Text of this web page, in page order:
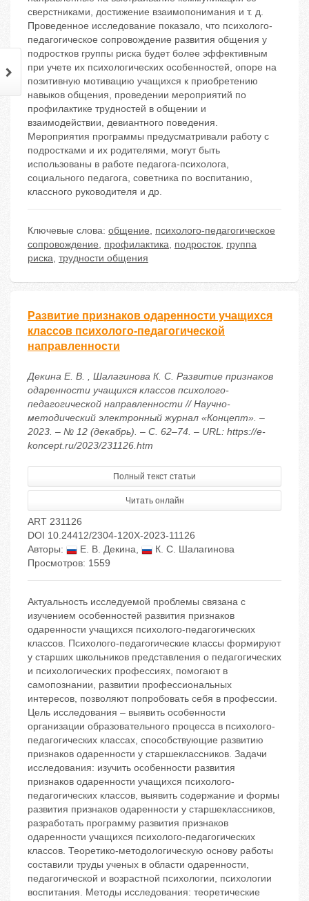
сверстниками, достижение взаимопонимания и т. д.
Проведенное исследование показало, что психолого-
педагогическое сопровождение развития общения у
подростков группы риска будет более эффективным
при учете их психологических особенностей, опоре на
позитивную мотивацию учащихся к приобретению
навыков общения, проведении мероприятий по
профилактике трудностей в общении и
взаимодействии, девиантного поведения.
Мероприятия программы предусматривали работу с
подростками и их родителями, могут быть
использованы в работе педагога-психолога,
социального педагога, советника по воспитанию,
классного руководителя и др.
Ключевые слова: общение, психолого-педагогическое
сопровождение, профилактика, подросток, группа
риска, трудности общения
Развитие признаков одаренности учащихся
классов психолого-педагогической
направленности
Декина Е. В. , Шалагинова К. С. Развитие признаков
одаренности учащихся классов психолого-
педагогической направленности // Научно-
методический электронный журнал «Концепт». –
2023. – № 12 (декабрь). – С. 62–74. – URL: https://e-
koncept.ru/2023/231126.htm
Полный текст статьи
Читать онлайн
ART 231126
DOI 10.24412/2304-120X-2023-11126
Авторы:
Е. В. Декина,
К. С. Шалагинова
Просмотров: 1559
Актуальность исследуемой проблемы связана с
изучением особенностей развития признаков
одаренности учащихся психолого-педагогических
классов. Психолого-педагогические классы формируют
у старших школьников представления о педагогических
и психологических профессиях, помогают в
самопознании, развитии профессиональных
интересов, позволяют попробовать себя в профессии.
Цель исследования – выявить особенности
организации образовательного процесса в психолого-
педагогических классах, способствующие развитию
признаков одаренности у старшеклассников. Задачи
исследования: изучить особенности развития
признаков одаренности учащихся психолого-
педагогических классов, выявить содержание и формы
развития признаков одаренности у старшеклассников,
разработать программу развития признаков
одаренности учащихся психолого-педагогических
классов. Теоретико-методологическую основу работы
составили труды ученых в области одаренности,
педагогической и возрастной психологии, психологии
воспитания. Методы исследования: теоретические